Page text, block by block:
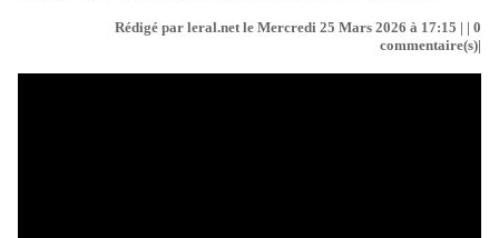
Rédigé par leral.net le Mercredi 25 Mars 2026 à 17:15 | | 0
commentaire(s)|